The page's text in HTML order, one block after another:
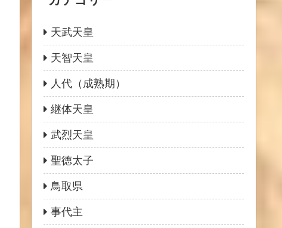
天武天皇
天智天皇
人代（成熟期）
継体天皇
武烈天皇
聖徳太子
鳥取県
事代主